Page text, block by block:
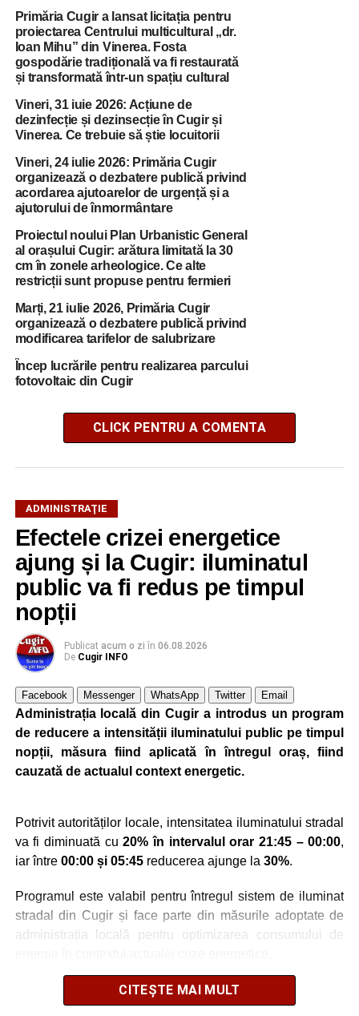
Primăria Cugir a lansat licitația pentru
proiectarea Centrului multicultural „dr.
Ioan Mihu” din Vinerea. Fosta
gospodărie tradițională va fi restaurată
și transformată într-un spațiu cultural
Vineri, 31 iuie 2026: Acțiune de
dezinfecție și dezinsecție în Cugir și
Vinerea. Ce trebuie să știe locuitorii
Vineri, 24 iulie 2026: Primăria Cugir
organizează o dezbatere publică privind
acordarea ajutoarelor de urgență și a
ajutorului de înmormântare
Proiectul noului Plan Urbanistic General
al orașului Cugir: arătura limitată la 30
cm în zonele arheologice. Ce alte
restricții sunt propuse pentru fermieri
Marți, 21 iulie 2026, Primăria Cugir
organizează o dezbatere publică privind
modificarea tarifelor de salubrizare
Încep lucrările pentru realizarea parcului
fotovoltaic din Cugir
CLICK PENTRU A COMENTA
ADMINISTRAŢIE
Efectele crizei energetice
ajung și la Cugir: iluminatul
public va fi redus pe timpul
nopții
Publicat acum o zi în 06.08.2026
De Cugir INFO
Facebook Messenger WhatsApp Twitter Email
Administrația locală din Cugir a introdus un program
de reducere a intensității iluminatului public pe timpul
nopții, măsura fiind aplicată în întregul oraș, fiind
cauzată de actualul context energetic.
Potrivit autorităților locale, intensitatea iluminatului stradal
va fi diminuată cu20% în intervalul orar 21:45 – 00:00,
iar între 00:00 și 05:45reducerea ajunge la 30%.
Programul este valabil pentru întregul sistem de iluminat
stradal din Cugir și face parte din măsurile adoptate de
administrația locală pentru optimizarea consumului de
Autoritățile locale precizează că reducerea intensității
este realizată astfel încât să fie menținut un nivel adecvat
CITEȘTE MAI MULT